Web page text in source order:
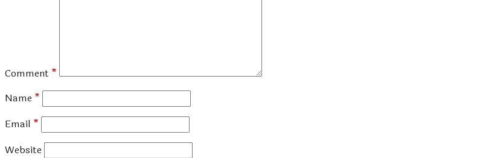
Comment *
Name *
Email *
Website